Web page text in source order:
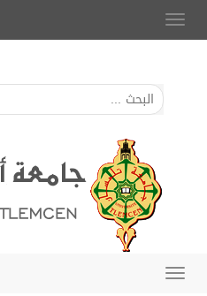
Toggle
navigation
Toggle